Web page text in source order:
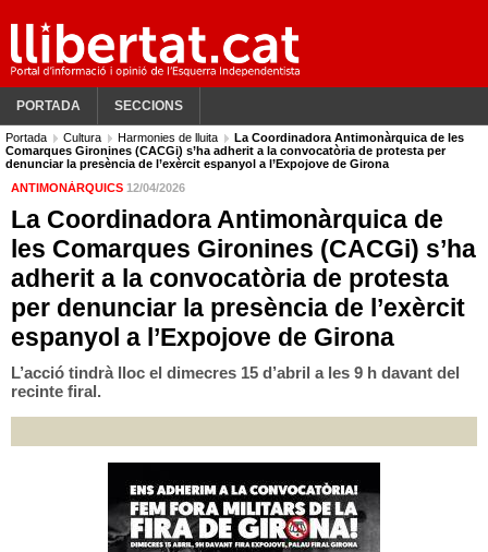
PORTADA SECCIONS
Portada Cultura Harmonies de lluita
La Coordinadora Antimonàrquica de les
Comarques Gironines (CACGi) s’ha adherit a la convocatòria de protesta per
denunciar la presència de l’exèrcit espanyol a l’Expojove de Girona
ANTIMONÀRQUICS 12/04/2026
La Coordinadora Antimonàrquica de
les Comarques Gironines (CACGi) s’ha
adherit a la convocatòria de protesta
per denunciar la presència de l’exèrcit
espanyol a l’Expojove de Girona
L’acció tindrà lloc el dimecres 15 d’abril a les 9 h davant del
recinte firal.